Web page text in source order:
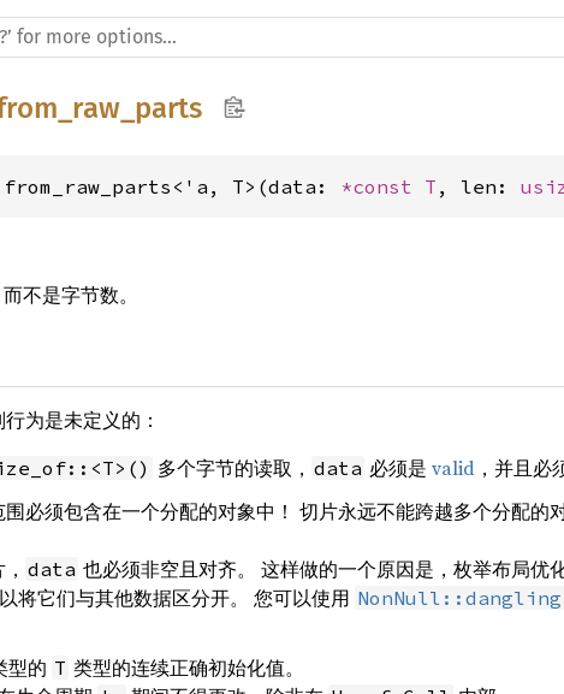
T>(data: *const T , len:
不是字节数。
为是未定义的：
多个字节的读取， data 必须是 valid ，并且必
必须包含在一个分配的对象中！ 切片永远不能跨越多个分配的
data 也必须非空且对齐。 这样做的一个原因是，枚举布局优
将它们与其他数据区分开。 您可以使用
型的 T 类型的连续正确初始化值。